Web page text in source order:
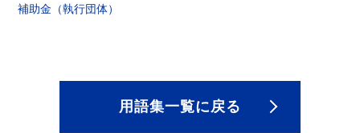
補助金（執行団体）
用語集一覧に戻る